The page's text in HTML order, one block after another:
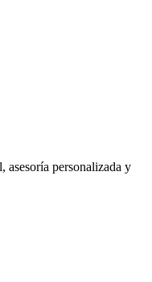
asesoría personalizada y